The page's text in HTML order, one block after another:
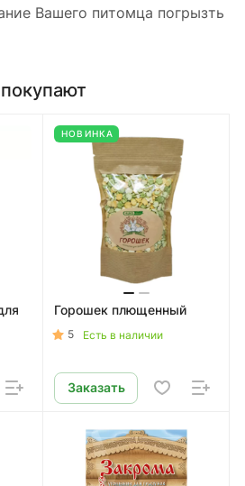
Вашего питомца погрызть
НОВИНКА
Горошек плющенный
5 Есть в наличии
Заказать